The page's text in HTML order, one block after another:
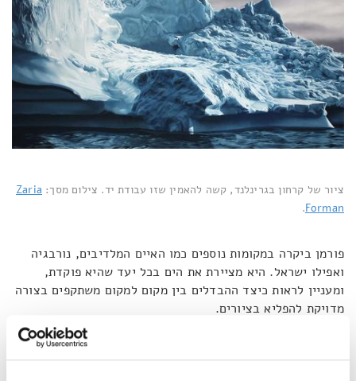
ציור של קרחון בגרינלנד, קשה להאמין שזו עבודת יד. צילום מסך: Zaria
Forman
.
פורמן ביקרה במקומות נוספים כמו האיים המלדיבים, נורבגיה
ואפילו ישראל. היא מציירת את הים בכל יעד שהיא פוקדת,
ומעניין לראות כיצד ההבדלים בין מקום למקום משתקפים בצורה
מדויקת להפליא בציורים.